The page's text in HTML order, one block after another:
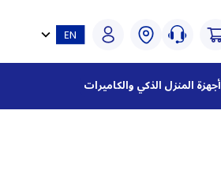
أجهزة المنزل الذكي والكاميرات